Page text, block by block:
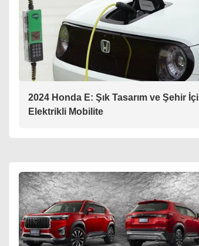
2024 Honda E: Şık Tasarım ve Şehir İçi
Elektrikli Mobilite